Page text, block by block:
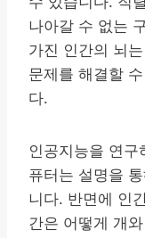
나아갈 수 없는
가진 인간의 뇌
문제를 해결할
다.
인공지능을 연구
퓨터는 설명을
니다. 반면에 인
간은 어떻게 개